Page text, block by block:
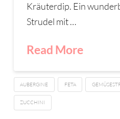
Kräuterdip. Ein
Strudel mit …
Read More
AUBERGINE FETA
ZUCCHINI